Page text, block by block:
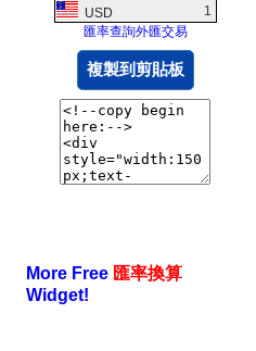
USD
1
匯率查詢外匯交易
複製到剪貼板
More Free 匯率換算
Widget!